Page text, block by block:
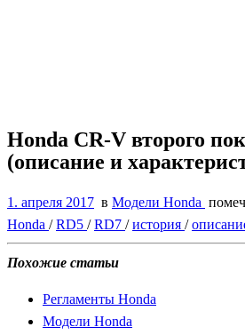
Honda CR-V второго
(описание и
1. апреля 2017 в Модели Honda
Honda /RD5 /RD7 /история /
Похожие статьи
Регламенты Honda
Модели Honda